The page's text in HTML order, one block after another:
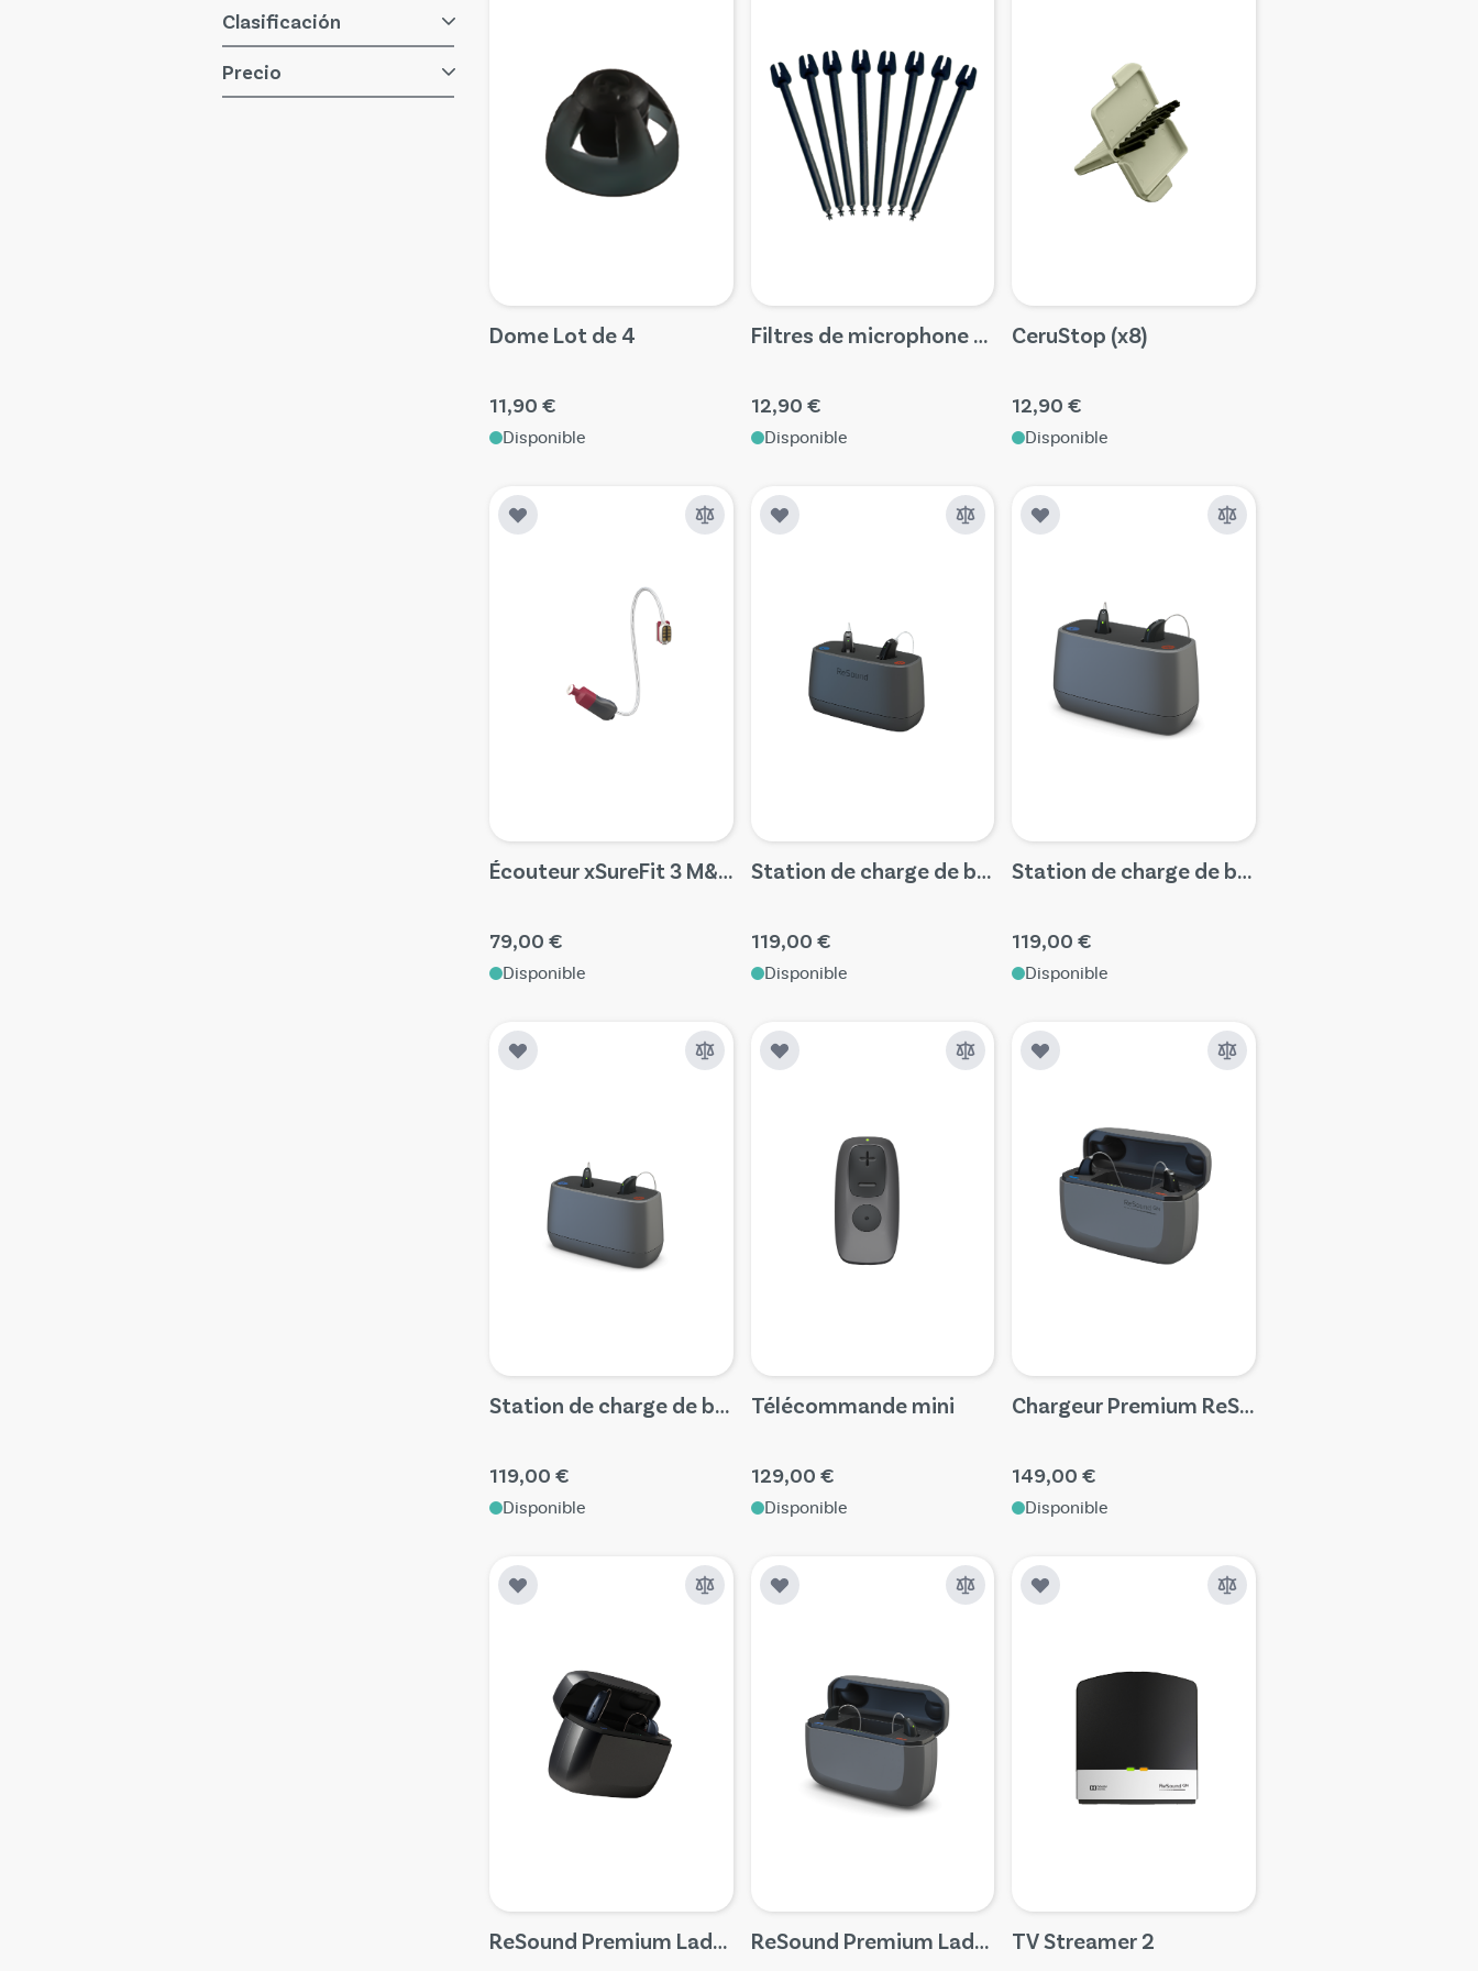
Clasificación
filtro
Precio
filtro
Dome Lot de 4
11,90 €
Disponible
Filtres de microphone M&RIE, lot de 8
12,90 €
Disponible
CeruStop (x8)
12,90 €
Disponible
Écouteur xSureFit 3 M&RIE pour Nexia, Savi et Vivia
79,00 €
Disponible
Station de charge de bureau ReSound pour Key
119,00 €
Disponible
Station de charge de bureau ReSound pour Savi miniRIE (Inlay 9)
119,00 €
Disponible
Station de charge de bureau ReSound pour Nexia et Vivia microRIC (Inlay 8)
119,00 €
Disponible
Télécommande mini
129,00 €
Disponible
Chargeur Premium ReSound pour Key
149,00 €
Disponible
ReSound Premium Ladestation pour Nexia et Vivia microRIC (Inlay 8) ReSound Premium Ladestation pour Savi miniRIE (Inlay 9) TV Streamer 2